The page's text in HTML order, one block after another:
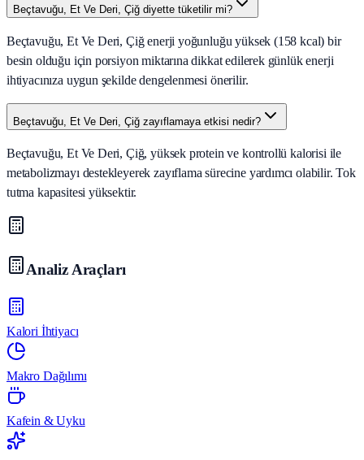
Beçtavuğu, Et Ve Deri, Çiğ diyette tüketilir mi?
Beçtavuğu, Et Ve Deri, Çiğ enerji yoğunluğu yüksek (158 kcal) bir
besin olduğu için porsiyon miktarına dikkat edilerek günlük enerji
ihtiyacınıza uygun şekilde dengelenmesi önerilir.
Beçtavuğu, Et Ve Deri, Çiğ zayıflamaya etkisi nedir?
Beçtavuğu, Et Ve Deri, Çiğ, yüksek protein ve kontrollü kalorisi ile
metabolizmayı destekleyerek zayıflama sürecine yardımcı olabilir. Tok
tutma kapasitesi yüksektir.
Analiz Araçları
Kalori İhtiyacı
Makro Dağılımı
Kafein & Uyku